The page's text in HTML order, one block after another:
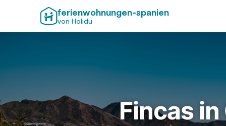
ferienwohnungen-spanien
von Holidu
Fincas